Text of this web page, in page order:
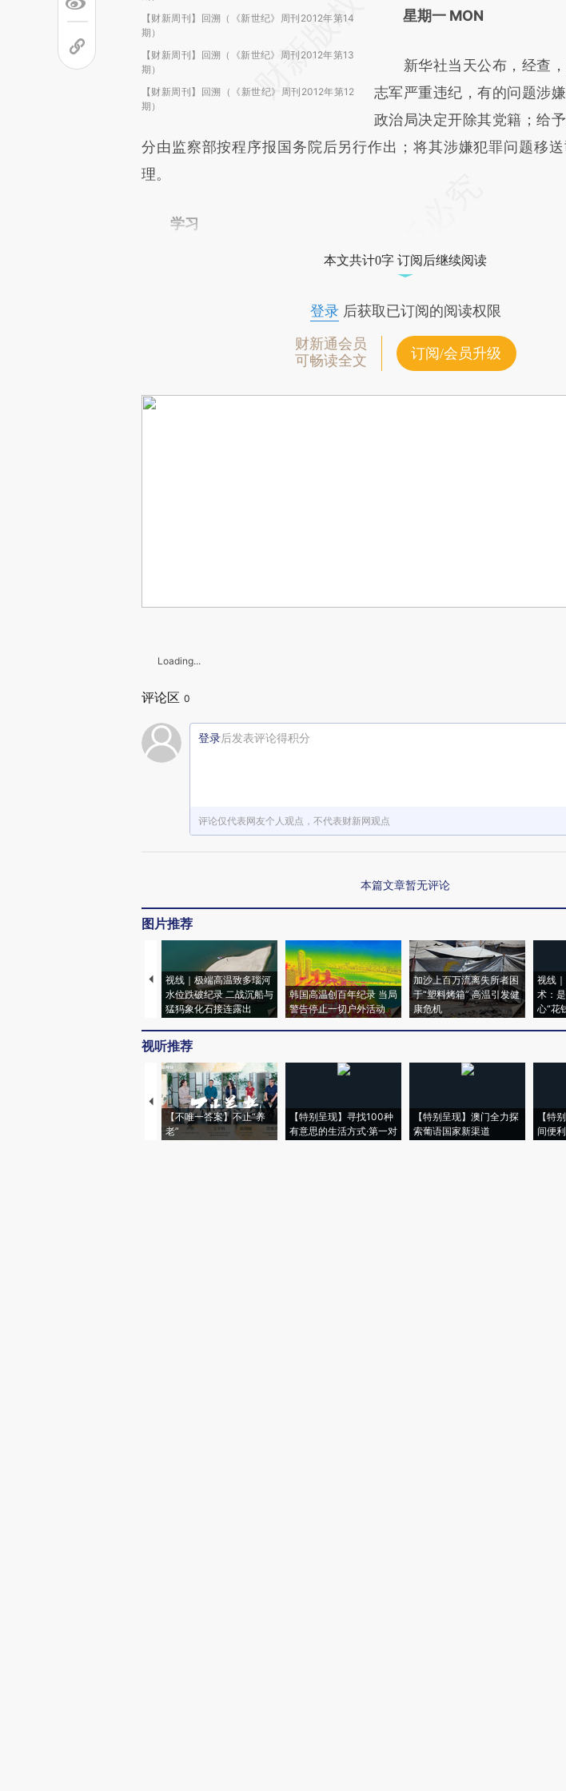
【财新周刊】回溯（《新世纪》周刊2012年第14
期）
【财新周刊】回溯（《新世纪》周刊2012年第13
期）
【财新周刊】回溯（《新世纪》周刊2012年第12
期）
星期一 MON
新华社当天公布，经查，
志军严重违纪，有的问题涉
政治局决定开除其党籍；给
分由监察部按程序报国务院后另行作出；将其涉嫌犯罪问题移
理。
学习
本文共计0字 订阅后继续阅读
登录后获取已订阅的阅读权限
财新通会员
可畅读全文
订阅/会员升级
Loading...
评论区 0
登录后发表评论得积分
评论仅代表网友个人观点，不代表财新网观点
本篇文章暂无评论
图片推荐
视线｜极端高温致多瑙河
水位跌破纪录 二战沉船与
猛犸象化石接连露出
韩国高温创百年纪录 当局
警告停止一切户外活动
加沙上百万流离失所者困
于“塑料烤箱” 高温引发健
康危机
视线
术：
心“花
视听推荐
【不唯一答案】不止“养
老”
【特别呈现】寻找100种
有意思的生活方式·第一对
【特别呈现】澳门全力探
索葡语国家新渠道
【特
间便